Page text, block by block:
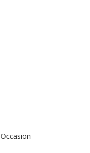
Occasion